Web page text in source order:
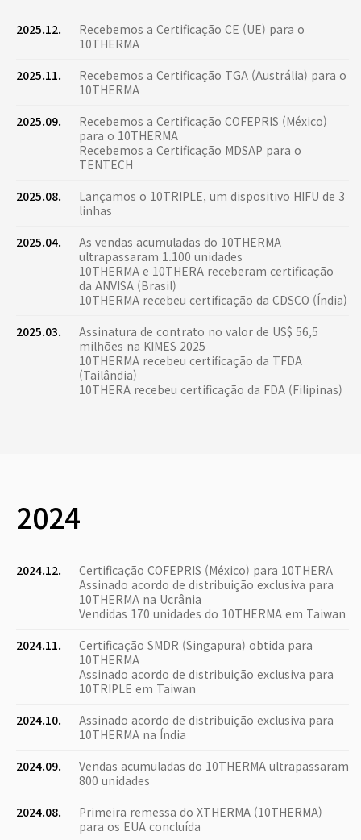
2025.12.
Recebemos a Certificação CE (UE) para o
10THERMA
2025.11.
Recebemos a Certificação TGA (Austrália) para o
10THERMA
2025.09.
Recebemos a Certificação COFEPRIS (México)
para o 10THERMA
Recebemos a Certificação MDSAP para o
TENTECH
2025.08.
Lançamos o 10TRIPLE, um dispositivo HIFU de 3
linhas
2025.04.
As vendas acumuladas do 10THERMA
ultrapassaram 1.100 unidades
10THERMA e 10THERA receberam certificação
da ANVISA (Brasil)
10THERMA recebeu certificação da CDSCO (Índia)
2025.03.
Assinatura de contrato no valor de US$ 56,5
milhões na KIMES 2025
10THERMA recebeu certificação da TFDA
(Tailândia)
10THERA recebeu certificação da FDA (Filipinas)
2024
2024.12.
Certificação COFEPRIS (México) para 10THERA
Assinado acordo de distribuição exclusiva para
10THERMA na Ucrânia
Vendidas 170 unidades do 10THERMA em Taiwan
2024.11.
Certificação SMDR (Singapura) obtida para
10THERMA
Assinado acordo de distribuição exclusiva para
10TRIPLE em Taiwan
2024.10.
Assinado acordo de distribuição exclusiva para
10THERMA na Índia
2024.09.
Vendas acumuladas do 10THERMA ultrapassaram
800 unidades
2024.08.
Primeira remessa do XTHERMA (10THERMA)
para os EUA concluída